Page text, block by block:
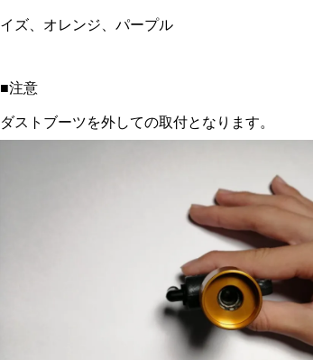
イズ、オレンジ、パープル
■注意
ダストブーツを外しての取付となります。